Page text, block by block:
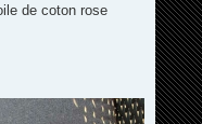
de coton rose